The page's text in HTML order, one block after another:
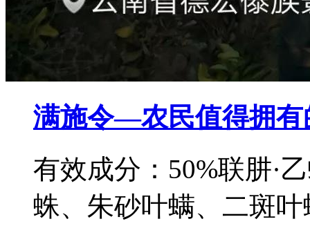
满施令—农民值得拥有
有效成分：50%联肼·
蛛、朱砂叶螨、二斑